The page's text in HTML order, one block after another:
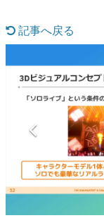
カテゴリ
マンガ
アプリレビュー
その他
記事へ戻る